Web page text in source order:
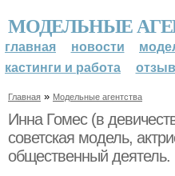
МОДЕЛЬНЫЕ
главная новости
кастинги и работа
Главная » Модельные агентства
Инна Гомес (в
советская модель,
общественный деятель.